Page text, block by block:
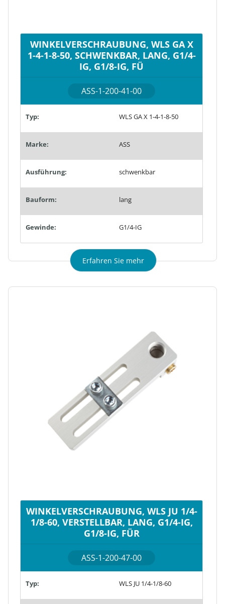
WINKELVERSCHRAUBUNG, WLS GA X
1-4-1-8-50, SCHWENKBAR, LANG, G1/4-
IG, G1/8-IG, FÜ
ASS-1-200-41-00
Typ: WLS GA X 1-4-1-8-50
Marke: ASS
Ausführung: schwenkbar
Bauform: lang
Gewinde: G1/4-IG
Erfahren Sie mehr
WINKELVERSCHRAUBUNG, WLS JU 1/4-
1/8-60, VERSTELLBAR, LANG, G1/4-IG,
G1/8-IG, FÜR
ASS-1-200-47-00
Typ: WLS JU 1/4-1/8-60